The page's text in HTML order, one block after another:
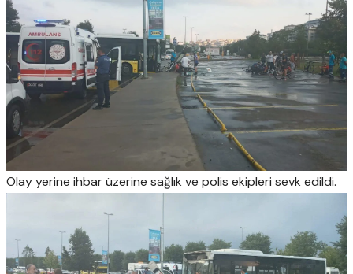
Olay yerine ihbar üzerine sağlık ve polis ekipleri sevk edildi.